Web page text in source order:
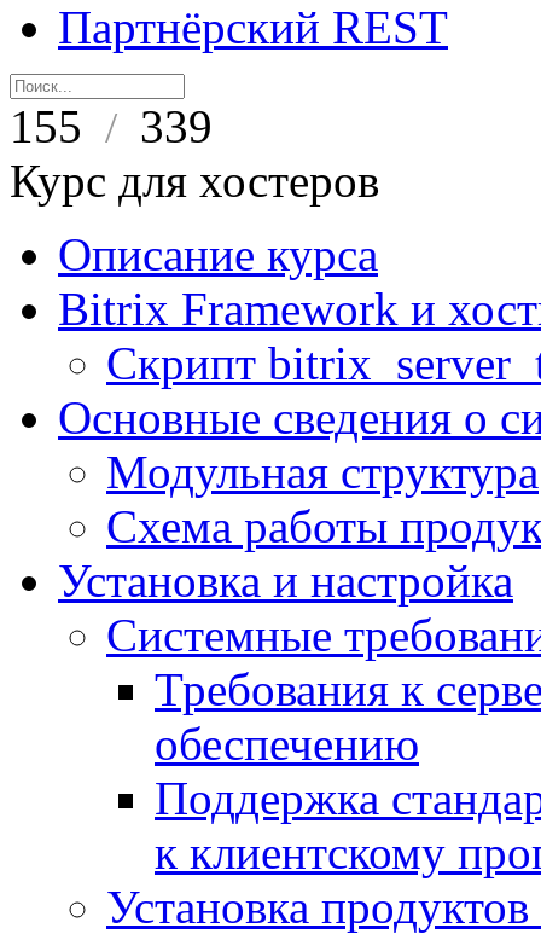
Партнёрский REST
155 / 339
Курс для хостеров
Описание курса
Bitrix Framework и
Скрипт
Основные сведения о
Модульная структура
Схема работы
Установка и настройка
Системные
Требования к
обеспечению
Поддержка
к клиентскому
Установка